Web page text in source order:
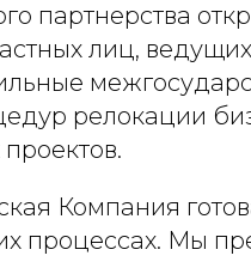
партнерства
лиц, ведущих
релокации
Компания
процессах. Мы